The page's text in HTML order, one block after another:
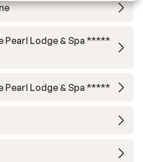
Pearl Lodge & Spa *****
Pearl Lodge & Spa *****